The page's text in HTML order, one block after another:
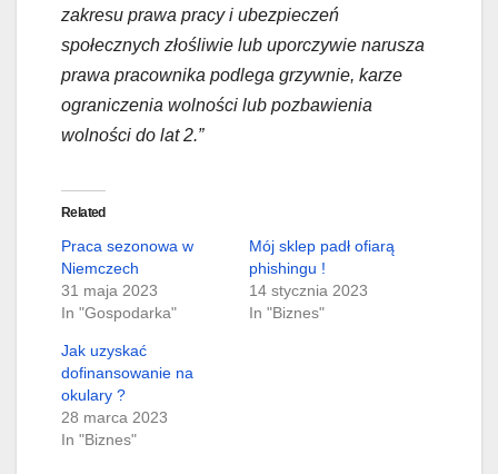
zakresu prawa pracy i ubezpieczeń
społecznych złośliwie lub uporczywie narusza
prawa pracownika podlega grzywnie, karze
ograniczenia wolności lub pozbawienia
wolności do lat 2.”
Related
Praca sezonowa w
Niemczech
31 maja 2023
In "Gospodarka"
Mój sklep padł ofiarą
phishingu !
14 stycznia 2023
In "Biznes"
Jak uzyskać
dofinansowanie na
okulary ?
28 marca 2023
In "Biznes"